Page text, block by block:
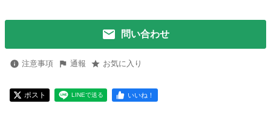
問い合わせ
注意事項 通報 お気に入り
ポスト LINEで送る いいね！